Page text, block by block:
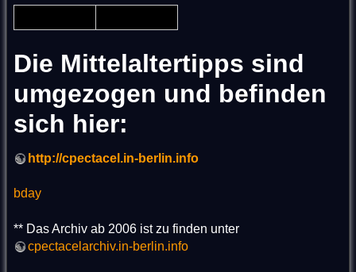
Die Mittelaltertipps sind
umgezogen und befinden
sich hier:
http://cpectacel.in-berlin.info
bday
** Das Archiv ab 2006 ist zu finden unter
cpectacelarchiv.in-berlin.info